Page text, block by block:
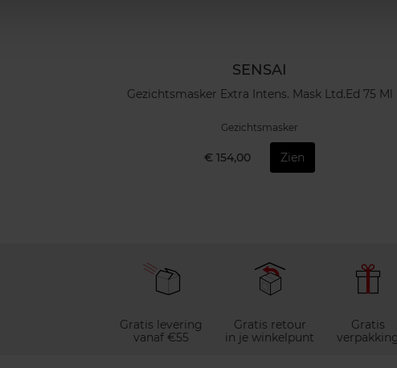
SENSAI
Gezichtsmasker Extra Intens. Mask Ltd.Ed 75 Ml
Gezichtsmasker
€ 154,00 Zien
Gratis levering
vanaf €55
Gratis retour
in je winkelpunt
Gratis
verpakking